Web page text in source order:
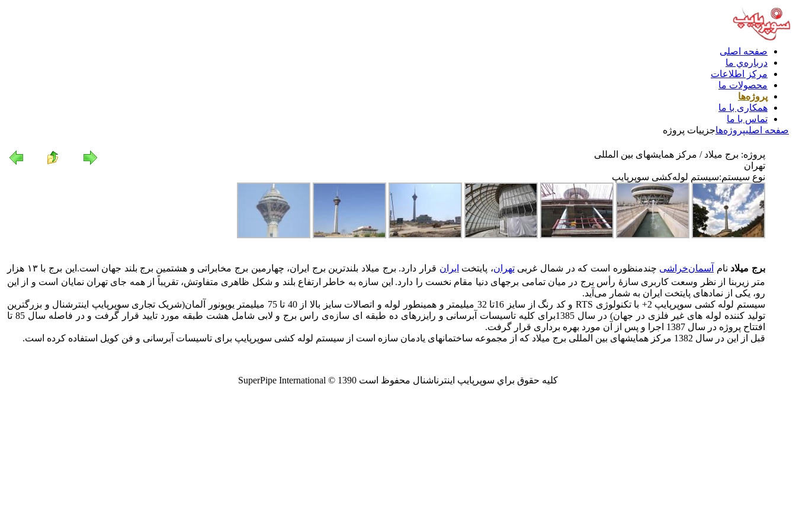
صفحه اصلی
درباره‌ي ما
مركز اطلاعات
محصولات ما
پروژه‌ها
همکاری با ما
تماس با ما
صفحه اصلیپروژه‌هاجزييات پروژه
پروژه: برج میلاد / مرکز همایشهای بین المللی
تهران
نوع سیستم:سیستم لوله‌کشی سوپرپايپ
برج میلاد نام آسمان‌خراشی چندمنظوره است که در شمال غربیتهران، پایتخت ایران قرار دارد. برج میلاد بلندترین برج ایران، چهارمین برج مخابراتی و هشتمین
برج بلند جهان است.این برج با ۱۳ هزار
متر زیربنا از نظر وسعت کاربری سازهٔ رأس برج در میان تمامی برجهای دنیا مقام نخست را دارد. این سازه به خاطر ارتفاع بلند و شکل ظاهری متفاوتش، تقریباً از همه جای تهران نمایان است و از این
رو، یکی از نمادهای پایتخت ایران به شمار می‌آید.
سیستم لوله کشی سوپرپایپ 2+ با تکنولوژی RTS و کد رنگ از سایز 16تا 32 میلیمتر و همینطور لوله و اتصالات سایز بالا از 40 تا 75 میلیمتر یوپونور آلمان(شریک تجاری سوپرپایپ اینترشنال و بزرگترین
تولید کننده لوله های غیر فلزی در جهان) در سال 1385برای کلیه تاسیسات آبرسانی و رایزرهای ده طبقه ای سازه‌ی راس برج و لابی شامل هشت طبقه مورد تایید قرار گرفت و در فاصله سال 85 تا
افتتاح پروژه در سال 1387 اجرا و پس از آن مورد بهره برداری قرار گرفت.
قبل از این در سال 1382 مرکز همایشهای بین المللی برج میلاد که از مجموعه ساختمانهای یادمان سازه است از سیستم لوله کشی سوپرپایپ برای تاسیسات آبرسانی و فن کویل استفاده کرده است.
كليه حقوق براي سوپرپايپ اينترناشنال محفوظ است SuperPipe International © 1390